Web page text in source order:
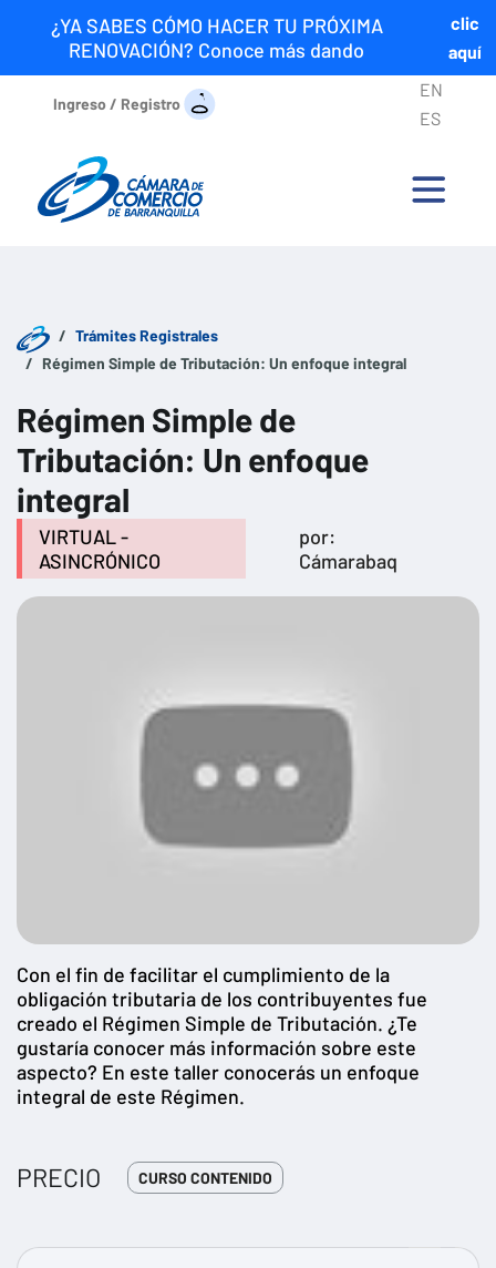
¿YA SABES CÓMO HACER TU PRÓXIMA
RENOVACIÓN? Conoce más dando
clic
aquí
Ingreso / Registro
EN
ES
Trámites Registrales
Régimen Simple de Tributación: Un enfoque integral
Régimen Simple de
Tributación: Un enfoque
integral
VIRTUAL -
ASINCRÓNICO
por:
Cámarabaq
Con el fin de facilitar el cumplimiento de la
obligación tributaria de los contribuyentes fue
creado el Régimen Simple de Tributación. ¿Te
gustaría conocer más información sobre este
aspecto? En este taller conocerás un enfoque
integral de este Régimen.
PRECIO CURSO CONTENIDO